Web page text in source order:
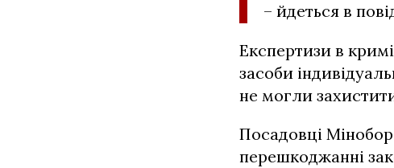
– йдеться в
Експертизи в
засоби
не могли
Посадовці
перешкоджанні